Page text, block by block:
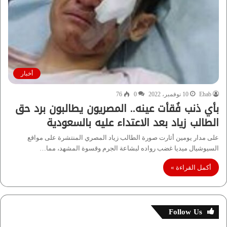
أخبار
Ehab 10 نوفمبر، 2022 0
76
بأي ذنب فُقأت عينه.. المصريون يطالبون برد حق
الطالب زياد بعد الاعتداء عليه بالسعودية
على مدار يومين أثارت صورة الطالب زياد المصري المنتشرة على مواقع
السيوشيال ميديا غضب رواده لبشاعة الجرم وقسوة المشهد، مما…
أكمل القراءة »
Follow Us